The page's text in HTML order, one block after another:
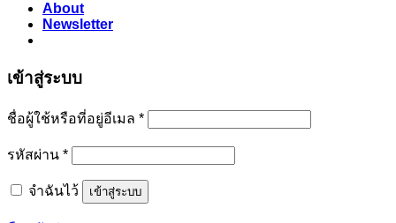
About
Newsletter
เข้าสู่ระบบ
ชื่อผู้ใช้หรือที่อยู่อีเมล *ต้องการ
รหัสผ่าน *ต้องการ
จำฉันไว้ เข้าสู่ระบบ